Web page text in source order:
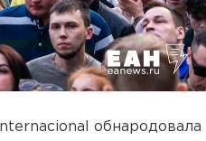
обнародовала